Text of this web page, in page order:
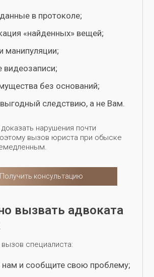
в протоколе;
«найденных» вещей;
манипуляции;
видеозаписи;
без оснований;
следствию, а не Вам.
нарушения почти
вызов юриста при обыске
Получить консультацию
вызвать адвоката
специалиста:
нам и сообщите свою проблему;